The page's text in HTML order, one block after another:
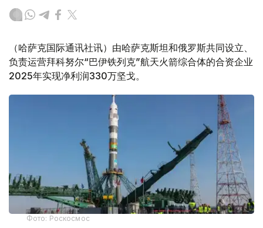
（哈萨克国际通讯社讯）由哈萨克斯坦和俄罗斯共同设立、
负责运营拜科努尔“巴伊铁列克”航天火箭综合体的合资企业
2025年实现净利润330万坚戈。
Фото: Роскосмос